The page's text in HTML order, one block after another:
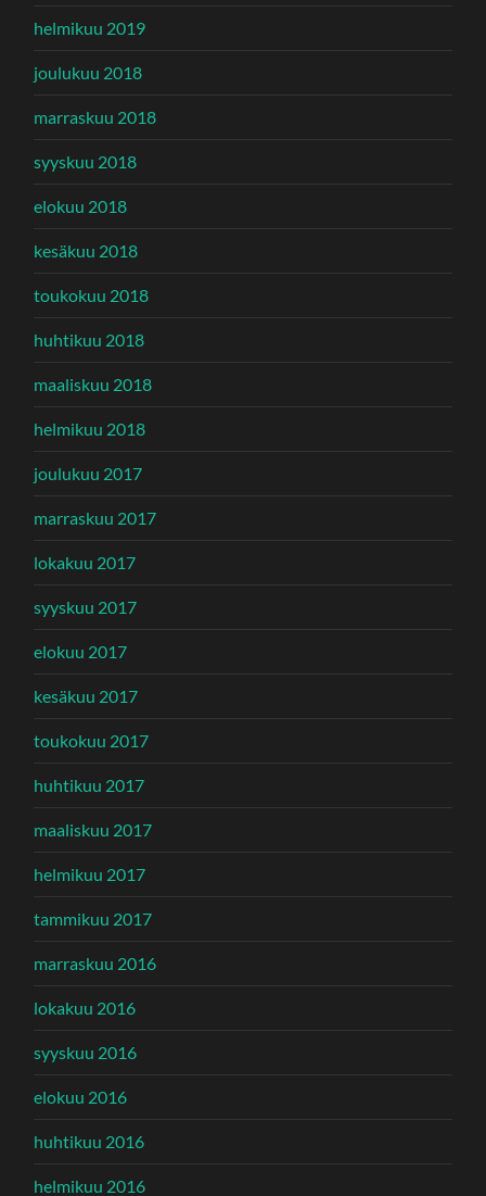
helmikuu 2019
joulukuu 2018
marraskuu 2018
syyskuu 2018
elokuu 2018
kesäkuu 2018
toukokuu 2018
huhtikuu 2018
maaliskuu 2018
helmikuu 2018
joulukuu 2017
marraskuu 2017
lokakuu 2017
syyskuu 2017
elokuu 2017
kesäkuu 2017
toukokuu 2017
huhtikuu 2017
maaliskuu 2017
helmikuu 2017
tammikuu 2017
marraskuu 2016
lokakuu 2016
syyskuu 2016
elokuu 2016
huhtikuu 2016
helmikuu 2016